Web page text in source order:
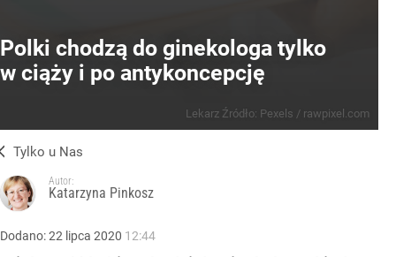
Polki chodzą do ginekologa tylko
w ciąży i po antykoncepcję
Lekarz Źródło: Pexels / rawpixel.com
Tylko u Nas
Autor:
Katarzyna Pinkosz
Dodano:22 lipca 2020 12:44